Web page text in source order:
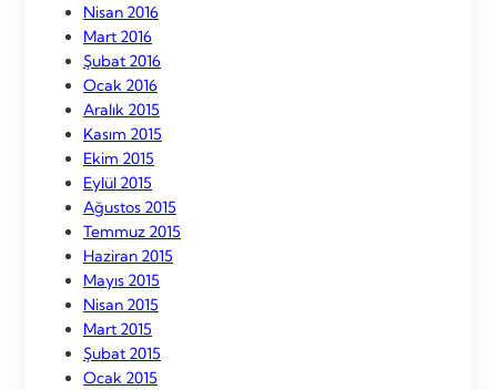
Nisan 2016
Mart 2016
Şubat 2016
Ocak 2016
Aralık 2015
Kasım 2015
Ekim 2015
Eylül 2015
Ağustos 2015
Temmuz 2015
Haziran 2015
Mayıs 2015
Nisan 2015
Mart 2015
Şubat 2015
Ocak 2015